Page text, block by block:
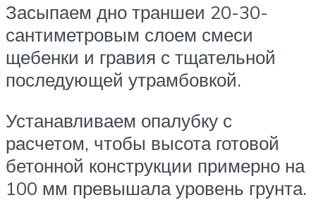
Засыпаем дно траншеи 20-30-
сантиметровым слоем смеси
щебенки и гравия с тщательной
последующей утрамбовкой.
Устанавливаем опалубку с
расчетом, чтобы высота готовой
бетонной конструкции примерно на
100 мм превышала уровень грунта.